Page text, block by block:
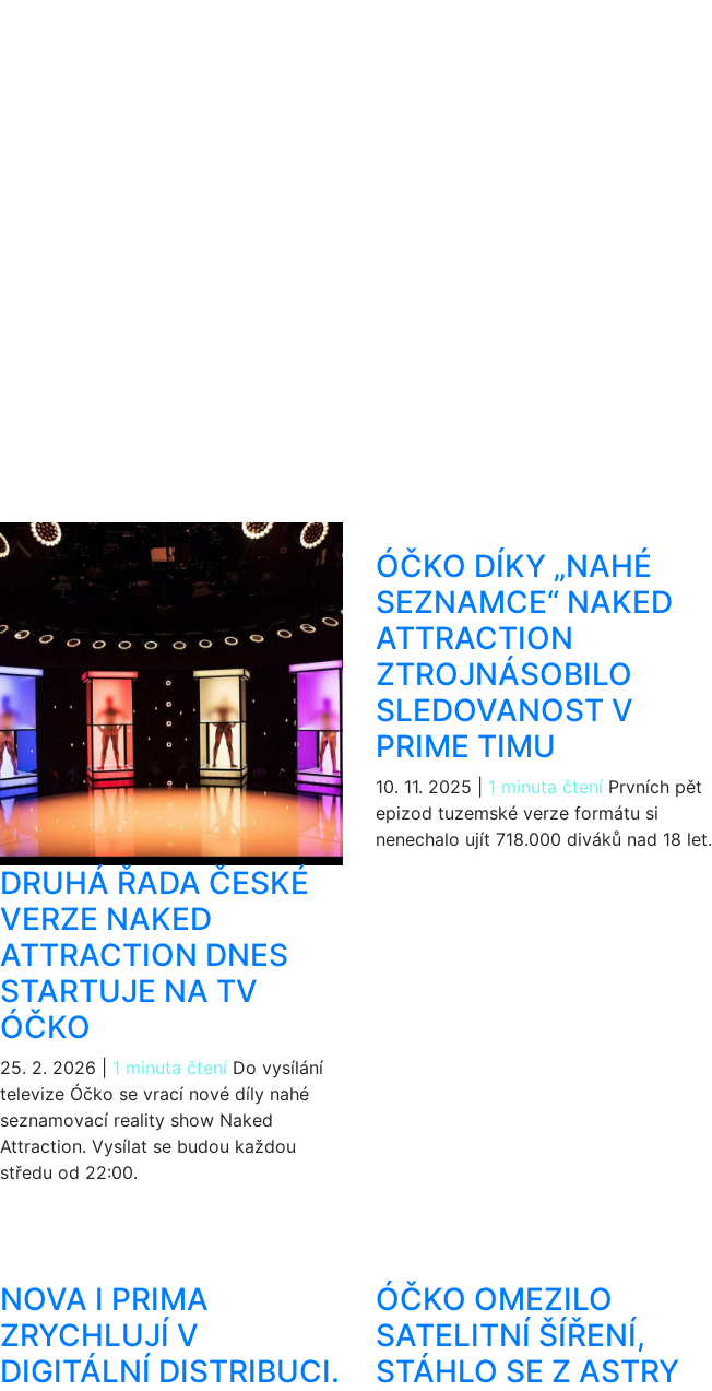
DRUHÁ ŘADA ČESKÉ
VERZE NAKED
ATTRACTION DNES
STARTUJE NA TV
ÓČKO
25. 2. 2026 1 minuta čtení Do vysílání
televize Óčko se vrací nové díly nahé
seznamovací reality show Naked
Attraction. Vysílat se budou každou
středu od 22:00.
ÓČKO DÍKY „NAHÉ
SEZNAMCE“ NAKED
ATTRACTION
ZTROJNÁSOBILO
SLEDOVANOST V
PRIME TIMU
10. 11. 2025 1 minuta čteníPrvních pět
epizod tuzemské verze formátu si
nenechalo ujít 718.000 diváků nad 18 let.
NOVA I PRIMA
ZRYCHLUJÍ V
DIGITÁLNÍ DISTRIBUCI.
ÓČKO OMEZILO
SATELITNÍ ŠÍŘENÍ,
STÁHLO SE Z ASTRY